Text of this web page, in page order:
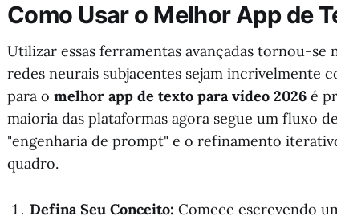
Como Usar o Melhor App de
Utilizar essas ferramentas avançadas tornou-
redes neurais subjacentes sejam incrivelmente
para o melhor app de texto para vídeo 2026 é
maioria das plataformas agora segue um fluxo
"engenharia de prompt" e o refinamento
quadro.
Defina Seu Conceito: Comece escrevendo